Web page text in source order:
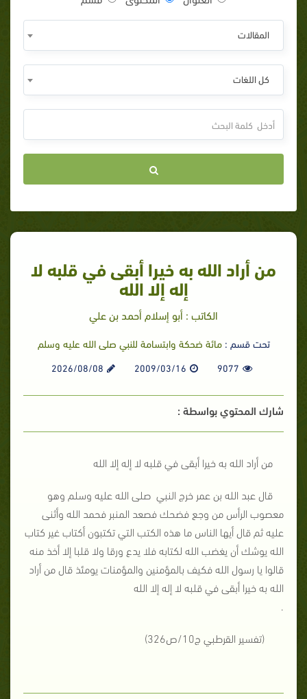
المقالات
كل اللغات
من أراد الله به خيرا أبقى في قلبه لا
إله إلا الله
الكاتب : أبو إسلام أحمد بن علي
تحت قسم :مائة ضحكة وابتسامة للنبي صلى الله عليه وسلم
9077
2009/03/16
2026/08/08
شارك المحتوي بواسطة :
من أراد الله به خيرا أبقى في قلبه لا إله إلا الله
قال عبد الله بن عمر خرج النبي صلى الله عليه وسلم وهو
معصوب الرأس من وجع فضحك فصعد المنبر فحمد الله وأثنى
عليه ثم قال أيها الناس ما هذه الكتب التي تكتبون أكتاب غير كتاب
الله يوشك أن يغضب الله لكتابه فلا يدع ورقا ولا قلبا إلا أخذ منه
قالوا يا رسول الله فكيف بالمؤمنين والمؤمنات يومئذ قال من أراد
الله به خيرا أبقى في قلبه لا إله إلا الله
.
(تفسير القرطبي ج10/ص326)